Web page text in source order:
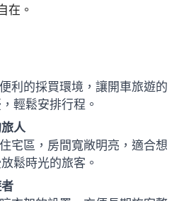
在。
利的採買環境，讓開車旅遊的
輕鬆安排行程。
人
宅區，房間寬敞明亮，適合想
鬆時光的旅客。